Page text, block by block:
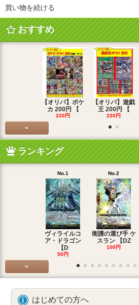
買い物を続ける
おすすめ
【オリパ】ポケ
カ 200円 【
220円
【オリパ】遊戯
王 200円 【
220円
<
ランキング
No.1
ヴィライルコ
ア・ドラゴン
【D
50円
No.2
衛護の運び手 ケ
スラン 【DZ
100円
<
はじめての方へ